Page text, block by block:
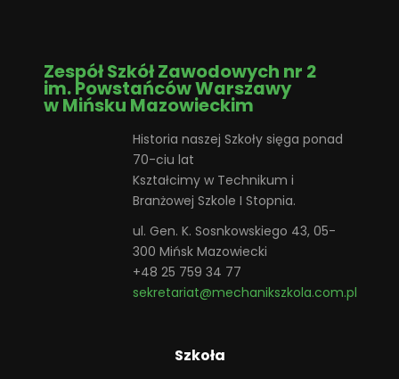
Zespół Szkół Zawodowych nr 2
im. Powstańców Warszawy
w Mińsku Mazowieckim
Historia naszej Szkoły sięga ponad
70-ciu lat
Kształcimy w Technikum i
Branżowej Szkole I Stopnia.
ul. Gen. K. Sosnkowskiego 43, 05-
300 Mińsk Mazowiecki
+48 25 759 34 77
sekretariat@mechanikszkola.com.pl
Szkoła